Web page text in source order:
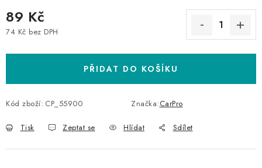
89 Kč
74 Kč bez DPH
PŘIDAT DO KOŠÍKU
Kód zboží: CP_55900 Značka:CarPro
Tisk Zeptat se Hlídat Sdílet